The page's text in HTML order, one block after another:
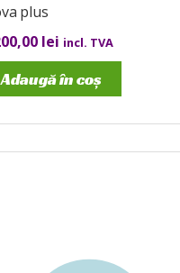
plus
lei incl. TVA
Adaugă în coș